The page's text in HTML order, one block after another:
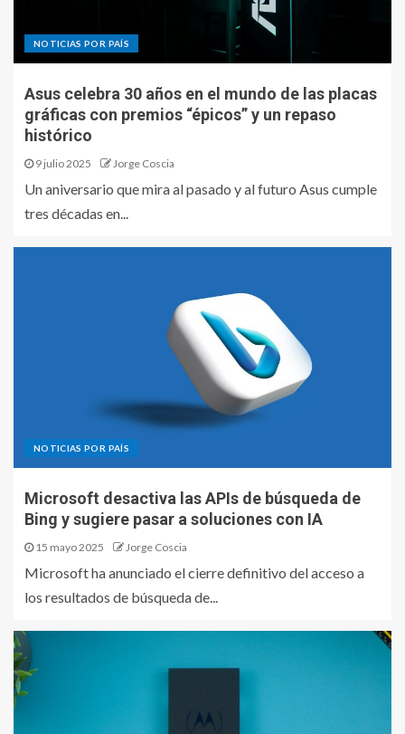
NOTICIAS POR PAÍS
Asus celebra 30 años en el mundo de las placas
gráficas con premios “épicos” y un repaso
histórico
9 julio 2025 Jorge Coscia
Un aniversario que mira al pasado y al futuro Asus cumple
tres décadas en...
NOTICIAS POR PAÍS
Microsoft desactiva las APIs de búsqueda de
Bing y sugiere pasar a soluciones con IA
15 mayo 2025 Jorge Coscia
Microsoft ha anunciado el cierre definitivo del acceso a
los resultados de búsqueda de...